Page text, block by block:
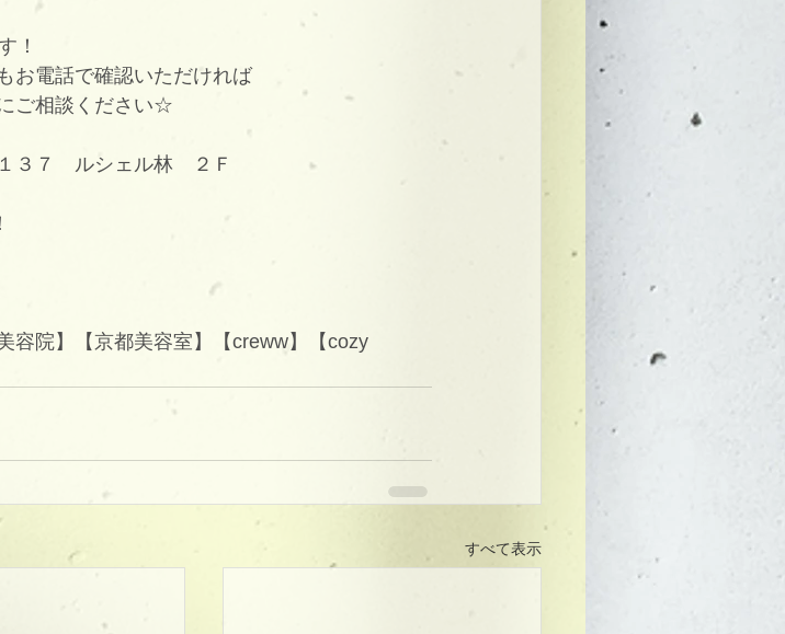
！
お電話で確認いただければ
ご相談ください☆
３７　ルシェル林　２Ｆ
容院】【京都美容室】【creww】【cozy
すべて表示